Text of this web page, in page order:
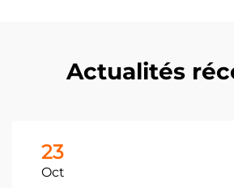
Actualités
23
Oct